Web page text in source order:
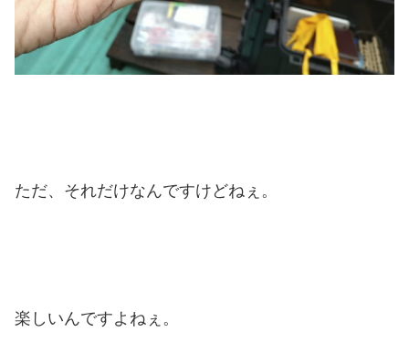
ただ、それだけなんですけどねぇ。
楽しいんですよねぇ。